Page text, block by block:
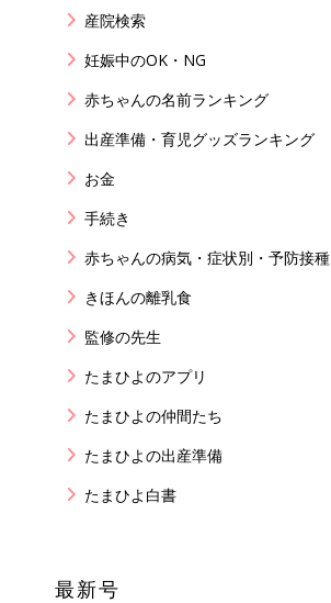
産院検索
妊娠中のOK・NG
赤ちゃんの名前ランキング
出産準備・育児グッズランキング
お金
手続き
赤ちゃんの病気・症状別・予防接種
きほんの離乳食
監修の先生
たまひよのアプリ
たまひよの仲間たち
たまひよの出産準備
たまひよ白書
最新号